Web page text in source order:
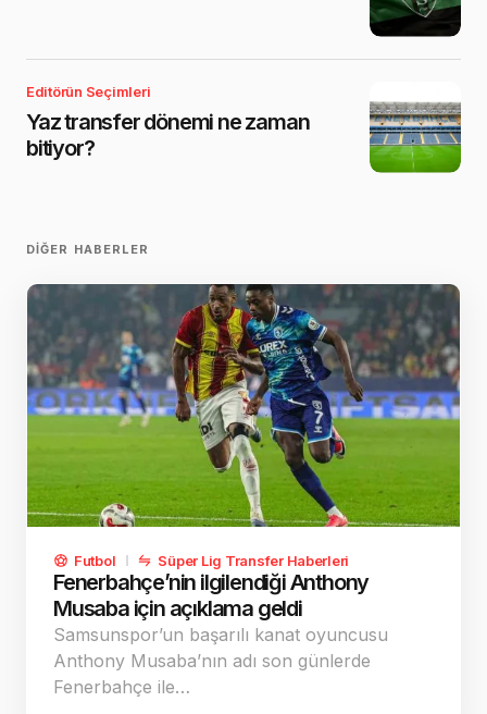
Editörün Seçimleri
Yaz transfer dönemi ne zaman
bitiyor?
DIĞER HABERLER
Futbol Süper Lig Transfer Haberleri
Fenerbahçe’nin ilgilendiği Anthony
Musaba için açıklama geldi
Samsunspor’un başarılı kanat oyuncusu
Anthony Musaba’nın adı son günlerde
Fenerbahçe ile…